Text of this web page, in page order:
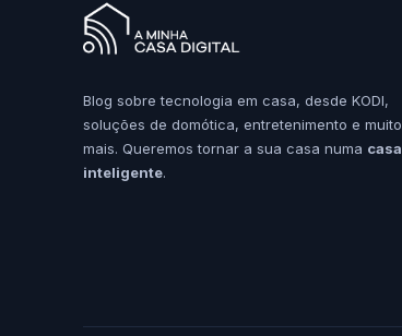
Blog sobre tecnologia em casa, desde KODI,
soluções de domótica, entretenimento e muito
mais. Queremos tornar a sua casa numa casa
inteligente.